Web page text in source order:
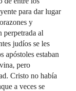
para dar lugar
y
perpetrada al
judíos se les
apóstoles estaban
pero
Cristo no había
a veces se